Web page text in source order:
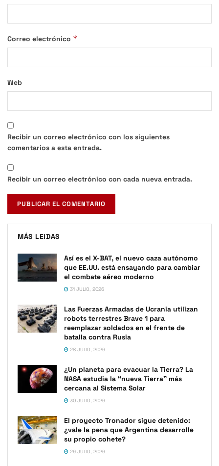
Correo electrónico *
Web
Recibir un correo electrónico con los siguientes
comentarios a esta entrada.
Recibir un correo electrónico con cada nueva entrada.
MÁS LEIDAS
Así es el X-BAT, el nuevo caza autónomo
que EE.UU. está ensayando para cambiar
el combate aéreo moderno
31 JULIO, 2026
Las Fuerzas Armadas de Ucrania utilizan
robots terrestres Brave 1 para
reemplazar soldados en el frente de
batalla contra Rusia
28 JULIO, 2026
¿Un planeta para evacuar la Tierra? La
NASA estudia la “nueva Tierra” más
cercana al Sistema Solar
30 JULIO, 2026
El proyecto Tronador sigue detenido:
¿vale la pena que Argentina desarrolle
su propio cohete?
29 JULIO, 2026